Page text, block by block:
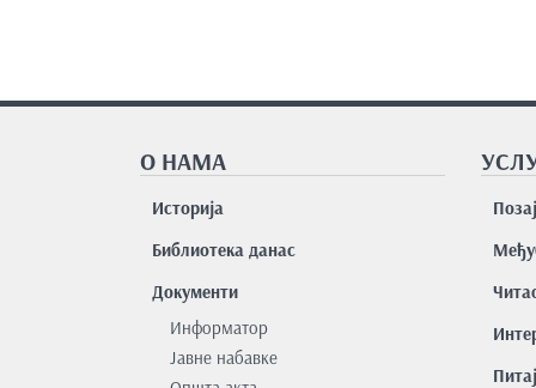
О НАМА
Историја
Библиотека данас
Документи
Информатор
Јавне набавке